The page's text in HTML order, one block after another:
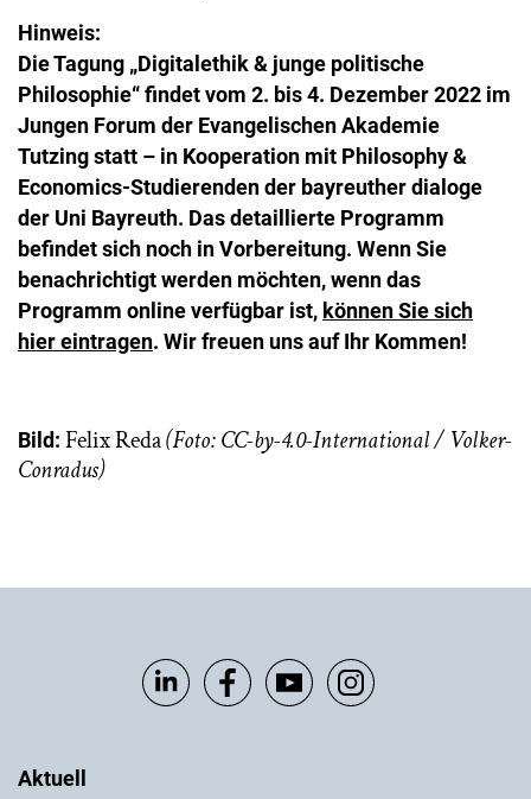
Hinweis:
Die Tagung „Digitalethik & junge politische
Philosophie“ findet vom 2. bis 4. Dezember 2022 im
Jungen Forum der Evangelischen Akademie
Tutzing statt – in Kooperation mit Philosophy &
Economics-Studierenden der bayreuther dialoge
der Uni Bayreuth. Das detaillierte Programm
befindet sich noch in Vorbereitung. Wenn Sie
benachrichtigt werden möchten, wenn das
Programm online verfügbar ist, können Sie sich
hier eintragen. Wir freuen uns auf Ihr Kommen!
Bild: Felix Reda(Foto: CC-by-4.0-International / Volker-
Conradus)
Aktuell